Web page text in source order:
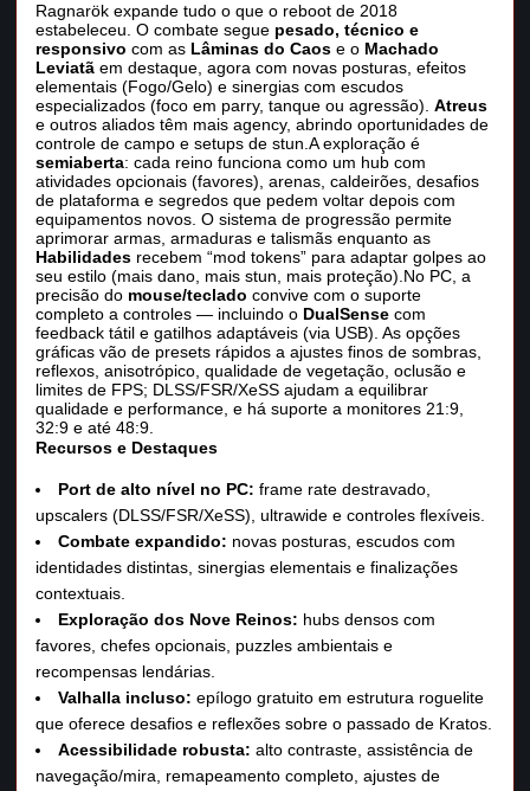
Ragnarök expande tudo o que o reboot de 2018
estabeleceu. O combate segue pesado, técnico e
responsivo com as Lâminas do Caos e o Machado
Leviatã em destaque, agora com novas posturas, efeitos
elementais (Fogo/Gelo) e sinergias com escudos
especializados (foco em parry, tanque ou agressão).Atreus
e outros aliados têm mais agency, abrindo oportunidades de
controle de campo e setups de stun.A exploração é
semiaberta: cada reino funciona como um hub com
atividades opcionais (favores), arenas, caldeirões, desafios
de plataforma e segredos que pedem voltar depois com
equipamentos novos. O sistema de progressão permite
aprimorar armas, armaduras e talismãs enquanto as
Habilidades recebem “mod tokens” para adaptar golpes ao
seu estilo (mais dano, mais stun, mais proteção).No PC, a
precisão do mouse/teclado convive com o suporte
completo a controles — incluindo o DualSense com
feedback tátil e gatilhos adaptáveis (via USB). As opções
gráficas vão de presets rápidos a ajustes finos de sombras,
reflexos, anisotrópico, qualidade de vegetação, oclusão e
limites de FPS; DLSS/FSR/XeSS ajudam a equilibrar
qualidade e performance, e há suporte a monitores 21:9,
32:9 e até 48:9.
Recursos e Destaques
Port de alto nível no PC: frame rate destravado,
upscalers (DLSS/FSR/XeSS), ultrawide e controles flexíveis.
Combate expandido: novas posturas, escudos com
identidades distintas, sinergias elementais e finalizações
contextuais.
Exploração dos Nove Reinos: hubs densos com
favores, chefes opcionais, puzzles ambientais e
recompensas lendárias.
Valhalla incluso: epílogo gratuito em estrutura roguelite
que oferece desafios e reflexões sobre o passado de Kratos.
Acessibilidade robusta: alto contraste, assistência de
navegação/mira, remapeamento completo, ajustes de